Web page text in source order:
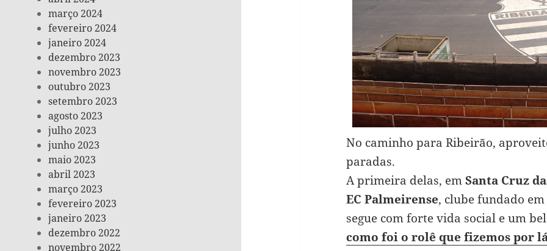
março 2024
fevereiro 2024
janeiro 2024
dezembro 2023
novembro 2023
outubro 2023
setembro 2023
agosto 2023
julho 2023
junho 2023
maio 2023
abril 2023
março 2023
fevereiro 2023
janeiro 2023
dezembro 2022
novembro 2022
No caminho para Ribeirão,
paradas.
A primeira delas, emSanta Cruz
EC Palmeirense, clube fundado
segue com forte vida social e um
como foi o rolê que fizemos por